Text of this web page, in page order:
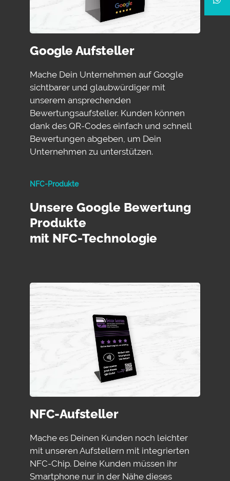
Google Aufsteller
Mache Dein Unternehmen auf Google
sichtbarer und glaubwürdiger mit
unserem ansprechenden
Bewertungsaufsteller. Kunden können
dank des QR-Codes einfach und schnell
Bewertungen abgeben, um Dein
Unternehmen zu unterstützen.
NFC-Produkte
Unsere Google Bewertung
Produkte
mit NFC-Technologie
NFC-Aufsteller
Mache es Deinen Kunden noch leichter
mit unseren Aufstellern mit integrierten
NFC-Chip. Deine Kunden müssen ihr
Smartphone nur in der Nähe dieses